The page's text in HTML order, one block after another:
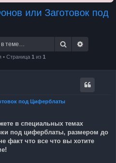
или Заготовок под
Поиск
• Страница 1 из 1
под Циферблаты
в специальных темах
под циферблаты, размером до
факт что все что вы хотите